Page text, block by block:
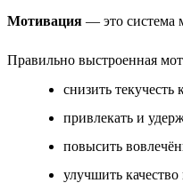
Мотивация — это система
Правильно выстроенная
снизить
привлекать и
повысить
улучшить